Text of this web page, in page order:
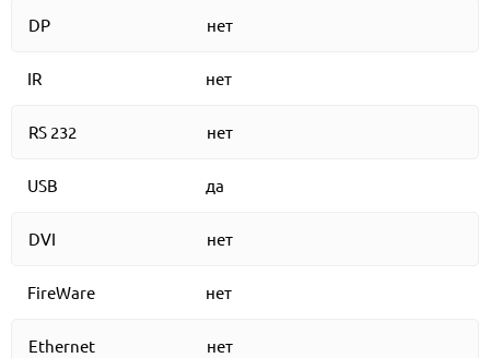
DP нет
IR нет
RS 232 нет
USB да
DVI нет
FireWare нет
Ethernet нет